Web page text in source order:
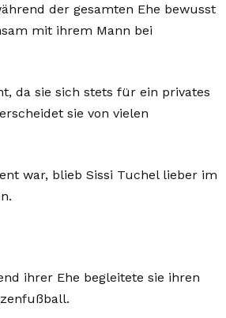
der gesamten Ehe bewusst
mit ihrem Mann bei
da sie sich stets für ein privates
sie von vielen
war, blieb Sissi Tuchel lieber im
ihrer Ehe begleitete sie ihren